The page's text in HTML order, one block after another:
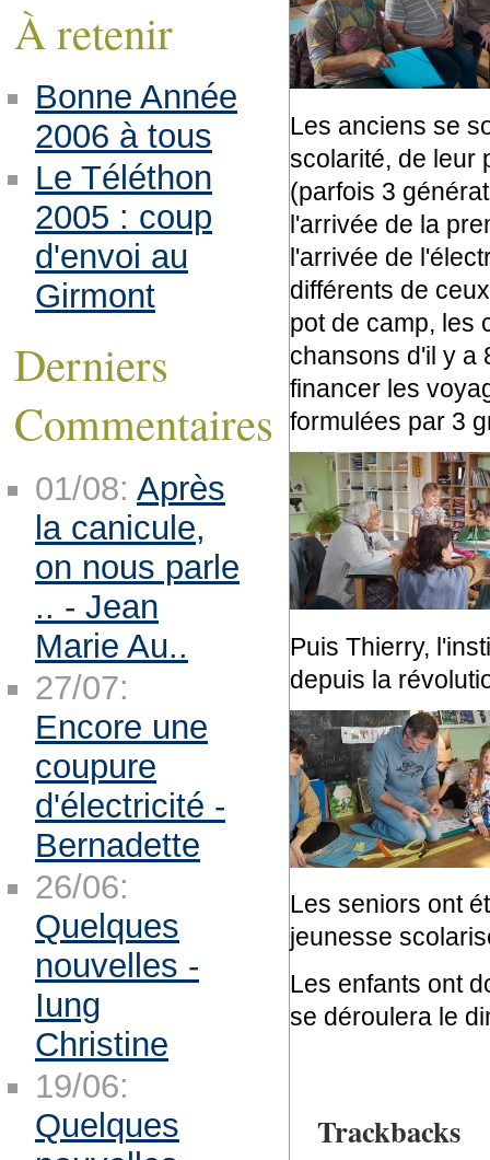
Les anciens se
scolarité, de leur
(parfois 3
l'arrivée de la
l'arrivée de
différents de
pot de camp, les
chansons d'il y a
financer les
formulées par 3
Puis Thierry,
depuis la
Les seniors ont
jeunesse
Les enfants ont
se déroulera le
Trackbacks
À retenir
Bonne Année
2006 à tous
Le Téléthon
2005 : coup
d'envoi au
Girmont
Derniers
Commentaires
01/08: Après
la canicule,
on nous parle
.. - Jean
Marie Au..
27/07:
Encore une
coupure
d'électricité -
Bernadette
26/06:
Quelques
nouvelles -
Iung
Christine
19/06:
Quelques